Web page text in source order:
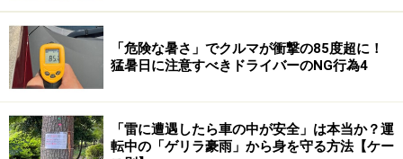
若いユーザーを意識、初めて買うクルマと
して好印象な「アルト」
アルトは上質感のあるミラ イースと異なり、新社会人用
ユーザー層など意識したのだろう。私のような年齢だと
「危険な暑さ」でクルマが衝撃の85度超に！
猛暑日に注意すべきドライバーのNG行為4
「雷に遭遇したら車の中が安全」は本当か？運
転中の「ゲリラ豪雨」から身を守る方法【ケー